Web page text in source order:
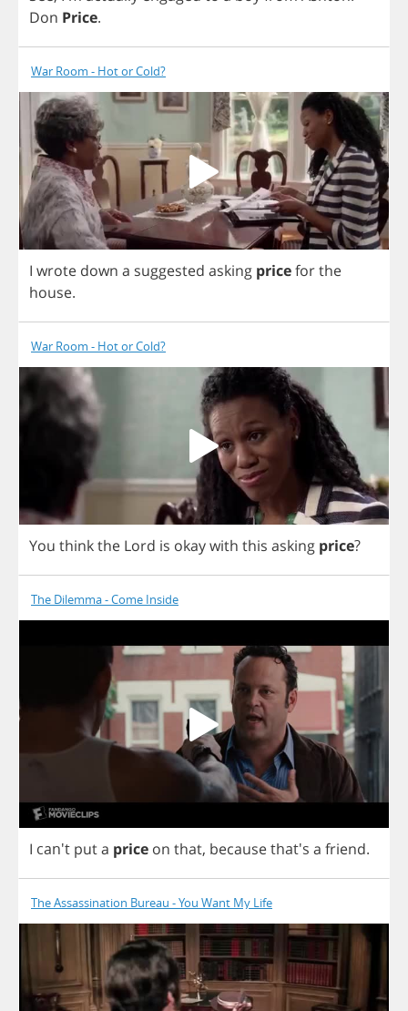
Don Price.
War Room - Hot or Cold?
I wrote down a suggested asking priceforthe
house.
War Room - Hot or Cold?
You thinkthe Lord is okaywith this asking price?
The Dilemma - Come Inside
I can't puta price on that, becausethat's a friend.
The Assassination Bureau - You Want My Life